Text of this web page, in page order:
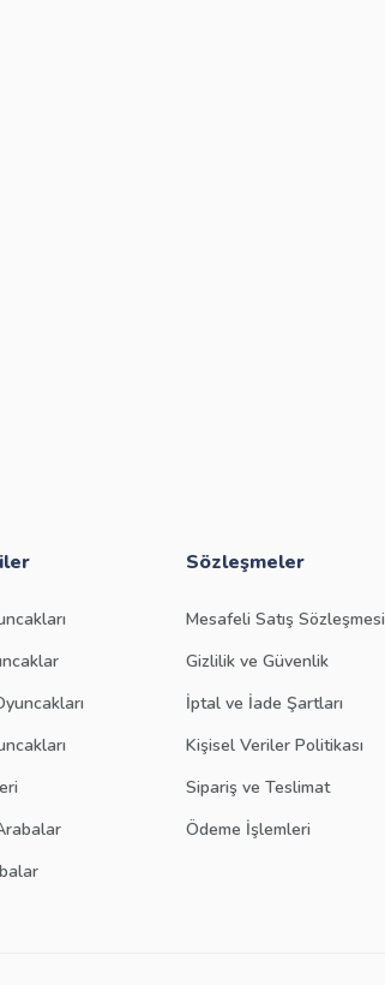
Sözleşmeler
Mesafeli Satış Sözleşmesi
Gizlilik ve Güvenlik
İptal ve İade Şartları
Kişisel Veriler Politikası
Sipariş ve Teslimat
Ödeme İşlemleri